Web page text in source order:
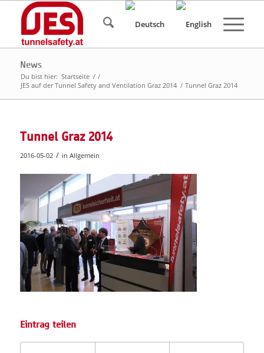
News
Du bist hier: Startseite / /
JES auf der Tunnel Safety and Ventilation Graz 2014 / Tunnel Graz 2014
Tunnel Graz 2014
2016-05-02 / in Allgemein
Eintrag teilen